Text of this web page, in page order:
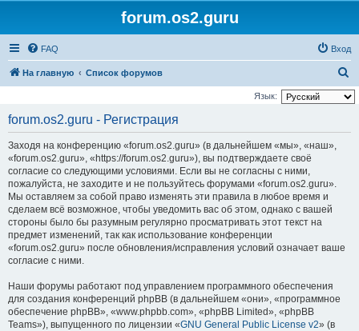
forum.os2.guru
FAQ Вход
На главную Список форумов
о
Язык:
forum.os2.guru - Регистрация
Заходя на конференцию «forum.os2.guru» (в дальнейшем «мы», «наш»,
«forum.os2.guru», «https://forum.os2.guru»), вы подтверждаете своё
согласие со следующими условиями. Если вы не согласны с ними,
пожалуйста, не заходите и не пользуйтесь форумами «forum.os2.guru».
Мы оставляем за собой право изменять эти правила в любое время и
сделаем всё возможное, чтобы уведомить вас об этом, однако с вашей
стороны было бы разумным регулярно просматривать этот текст на
предмет изменений, так как использование конференции
«forum.os2.guru» после обновления/исправления условий означает ваше
согласие с ними.
Наши форумы работают под управлением программного обеспечения
для создания конференций phpBB (в дальнейшем «они», «программное
обеспечение phpBB», «www.phpbb.com», «phpBB Limited», «phpBB
Teams»), выпущенного по лицензии «GNU General Public License v2» (в